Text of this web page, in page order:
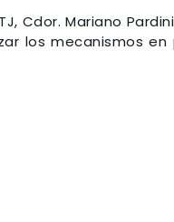
Cdor. Mariano
los mecanismos en